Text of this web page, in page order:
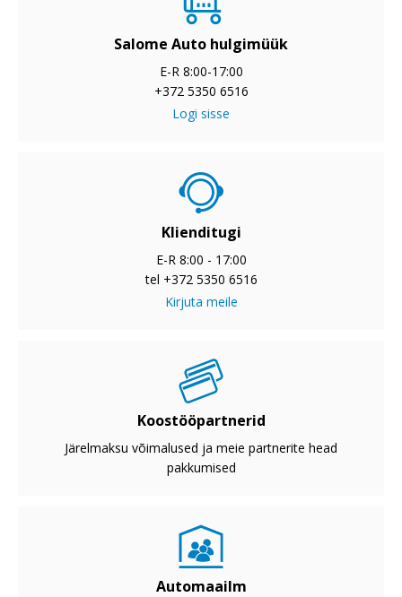
Salome Auto hulgimüük
E-R 8:00-17:00
+372 5350 6516
Logi sisse
Klienditugi
E-R 8:00 - 17:00
tel +372 5350 6516
Kirjuta meile
Koostööpartnerid
Järelmaksu võimalused ja meie partnerite head
pakkumised
Automaailm